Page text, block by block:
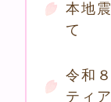
本地
て
令和
ティ